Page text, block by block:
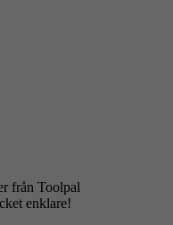
från Toolpal
enklare!